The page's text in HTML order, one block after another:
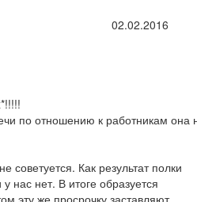
02.02.2016
по отношению к работникам она
Как результат полки
нас нет. В итоге образуется
эту же просрочку заставляют